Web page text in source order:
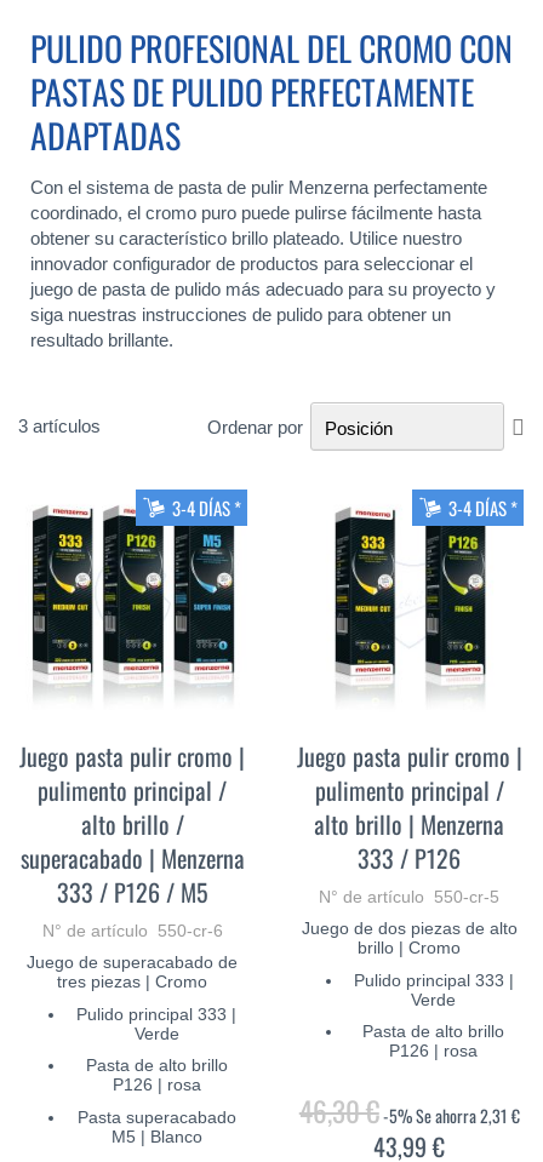
PULIDO PROFESIONAL DEL CROMO CON
PASTAS DE PULIDO PERFECTAMENTE
ADAPTADAS
Con el sistema de pasta de pulir Menzerna perfectamente
coordinado, el cromo puro puede pulirse fácilmente hasta
obtener su característico brillo plateado. Utilice nuestro
innovador configurador de productos para seleccionar el
juego de pasta de pulido más adecuado para su proyecto y
siga nuestras instrucciones de pulido para obtener un
resultado brillante.
3 artículos Ordenar por
3-4 DÍAS *
Juego pasta pulir cromo |
pulimento principal /
alto brillo /
superacabado | Menzerna
333 / P126 / M5
N° de artículo 550-cr-6
Juego de superacabado de
tres piezas | Cromo
Pulido principal 333 |
Verde
Pasta de alto brillo
P126 | rosa
Pasta superacabado
M5 | Blanco
3-4 DÍAS *
Juego pasta pulir cromo |
pulimento principal /
alto brillo | Menzerna
333 / P126
N° de artículo 550-cr-5
Juego de dos piezas de alto
brillo | Cromo
Pulido principal 333 |
Verde
Pasta de alto brillo
P126 | rosa
46,30 €-5%Se ahorra2,31 €
43,99 €